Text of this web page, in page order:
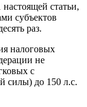
настоящей статьи,
субъектов
раз.
налоговых
не
с
силы) до 150 л.с.